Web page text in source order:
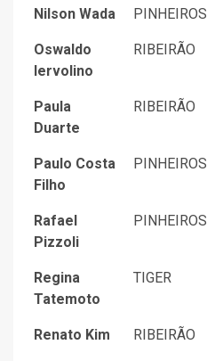
Nilson Wada PINHEIROS
Oswaldo
Iervolino
RIBEIRÃO
Paula
Duarte
RIBEIRÃO
Paulo Costa
Filho
PINHEIROS
Rafael
Pizzoli
PINHEIROS
Regina
Tatemoto
TIGER
Renato Kim RIBEIRÃO